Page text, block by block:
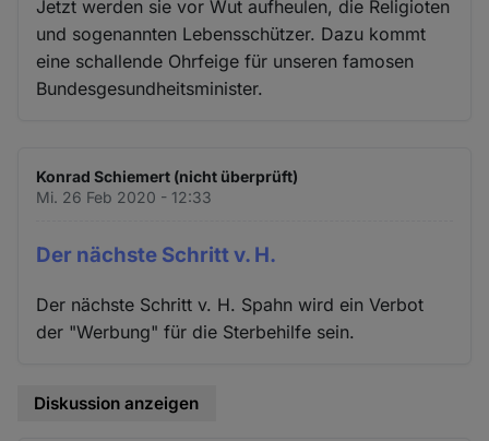
Jetzt werden sie vor Wut aufheulen, die Religioten
und sogenannten Lebensschützer. Dazu kommt
eine schallende Ohrfeige für unseren famosen
Bundesgesundheitsminister.
Konrad Schiemert (nicht überprüft)
Mi. 26 Feb 2020 - 12:33
Der nächste Schritt v. H.
Der nächste Schritt v. H. Spahn wird ein Verbot
der "Werbung" für die Sterbehilfe sein.
Diskussion anzeigen